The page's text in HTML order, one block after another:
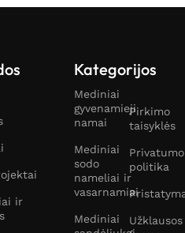
ir
Kategorijos
Mediniai
gyvenamieji
namai
Mediniai
sodo
nameliai ir
vasarnamiai
Mediniai
Pirkimo
taisyklės
Privatumo
politika
Užklausos